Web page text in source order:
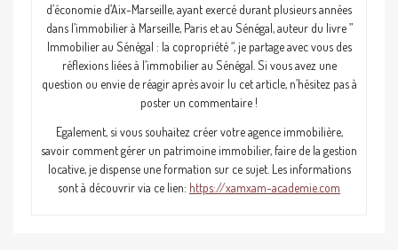
d’économie d’Aix-Marseille, ayant exercé durant plusieurs années
dans l’immobilier à Marseille, Paris et au Sénégal, auteur du livre ”
Immobilier au Sénégal : la copropriété “, je partage avec vous des
réflexions liées à l’immobilier au Sénégal. Si vous avez une
question ou envie de réagir après avoir lu cet article, n’hésitez pas à
poster un commentaire !
Egalement, si vous souhaitez créer votre agence immobilière,
savoir comment gérer un patrimoine immobilier, faire de la gestion
locative, je dispense une formation sur ce sujet. Les informations
sont à découvrir via ce lien: https://xamxam-academie.com